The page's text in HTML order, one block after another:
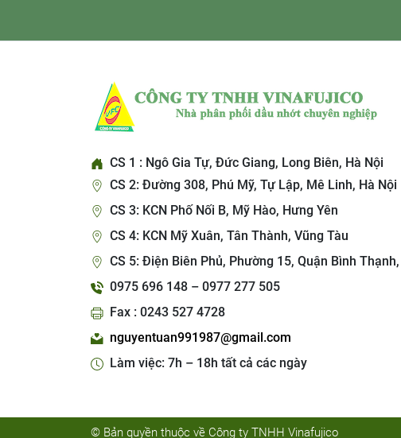
CS 1 : Ngô Gia Tự, Đức Giang, Long Biên, Hà Nội
CS 2: Đường 308, Phú Mỹ, Tự Lập, Mê Linh, Hà Nội
CS 3: KCN Phố Nối B, Mỹ Hào, Hưng Yên
CS 4: KCN Mỹ Xuân, Tân Thành, Vũng Tàu
CS 5: Điện Biên Phủ, Phường 15, Quận Bình Thạnh,
0975 696 148 – 0977 277 505
Fax : 0243 527 4728
nguyentuan991987@gmail.com
Làm việc: 7h – 18h tất cả các ngày
© Bản quyền thuộc về Công ty TNHH Vinafujico